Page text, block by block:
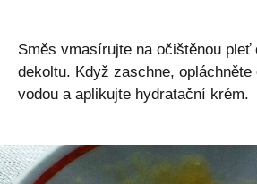
Směs vmasírujte na očištěnou pleť
dekoltu. Když zaschne, opláchněte
vodou a aplikujte hydratační krém.